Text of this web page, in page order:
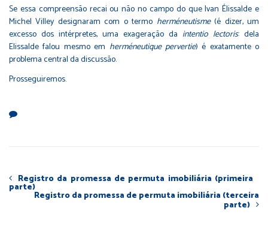
Se essa compreensão recai ou não no campo do que Ivan Élissalde e
Michel Villey designaram com o termo herméneutisme(é dizer, um
excesso dos intérpretes, uma exageração da intentio lectoris: dela
Elissalde falou mesmo em herméneutique pervertie) é exatamente o
problema central da discussão.
Prosseguiremos.
Registro da promessa de permuta imobiliária (primeira
parte)
Registro da promessa de permuta imobiliária (terceira
parte)